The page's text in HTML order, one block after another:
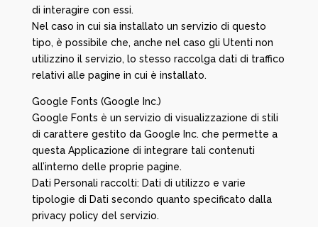
di interagire con essi.
Nel caso in cui sia installato un servizio di questo
tipo, è possibile che, anche nel caso gli Utenti non
utilizzino il servizio, lo stesso raccolga dati di traffico
relativi alle pagine in cui è installato.
Google Fonts (Google Inc.)
Google Fonts è un servizio di visualizzazione di stili
di carattere gestito da Google Inc. che permette a
questa Applicazione di integrare tali contenuti
all’interno delle proprie pagine.
Dati Personali raccolti: Dati di utilizzo e varie
tipologie di Dati secondo quanto specificato dalla
privacy policy del servizio.